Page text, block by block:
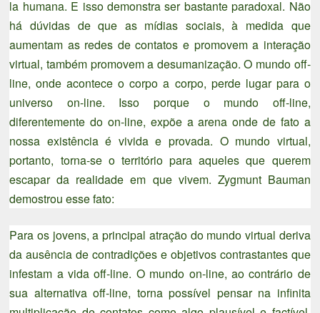
la humana. E isso demonstra ser bastante paradoxal. Não
há dúvidas de que as mídias sociais, à medida que
aumentam as redes de contatos e promovem a interação
virtual, também promovem a desumanização. O mundo off-
line, onde acontece o corpo a corpo, perde lugar para o
universo on-line. Isso porque o mundo off-line,
diferentemente do on-line, expõe a arena onde de fato a
nossa existência é vivida e provada. O mundo virtual,
portanto, torna-se o território para aqueles que querem
escapar da realidade em que vivem. Zygmunt Bauman
demostrou esse fato:
Para os jovens, a principal atração do mundo virtual deriva
da ausência de contradições e objetivos contrastantes que
infestam a vida off-line. O mundo on-line, ao contrário de
sua alternativa off-line, torna possível pensar na infinita